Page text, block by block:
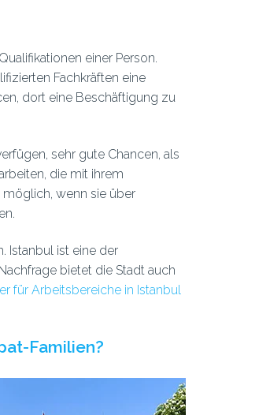
einer Person.
Fachkräften eine
dort eine Beschäftigung zu
sehr gute Chancen, als
die mit ihrem
möglich, wenn sie über
Istanbul ist eine der
bietet die Stadt auch
für Arbeitsbereiche in Istanbul
Familien?